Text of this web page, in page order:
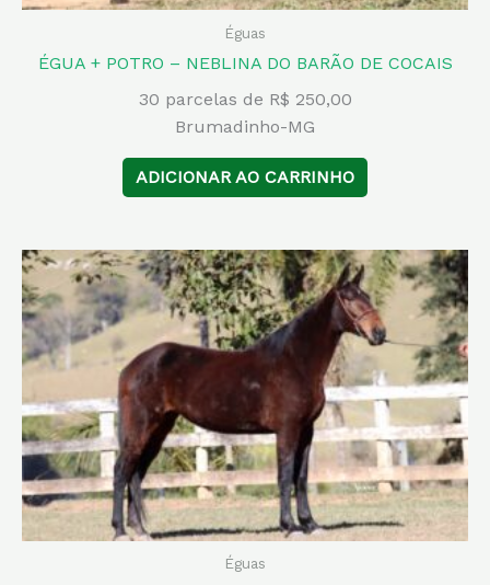
Éguas
ÉGUA + POTRO – NEBLINA DO BARÃO DE COCAIS
30 parcelas de R$ 250,00
Brumadinho-MG
ADICIONAR AO CARRINHO
Éguas